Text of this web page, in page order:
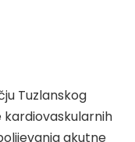
Tuzlanskog
kardiovaskularnih
akutne